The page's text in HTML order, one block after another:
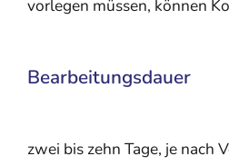
vorlegen müssen, können
Bearbeitungsdauer
zwei bis zehn Tage, je nach